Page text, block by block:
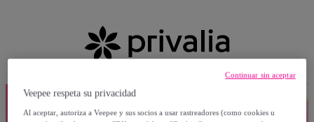
Veepee respeta su privacidad
Al aceptar, autoriza a Veepee y sus socios a usar rastreadores (como cookies u
Continuar sin aceptar